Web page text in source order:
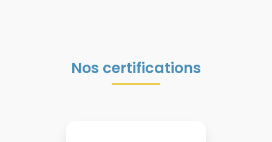
Nos certifications